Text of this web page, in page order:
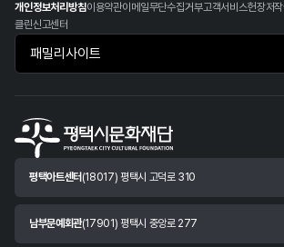
개인정보처리방침이용약관이메일무단수집거부고객서비스헌장저
클린신고센터
패밀리사이트 바로가기
평택아트센터 (18017) 평택시 고덕로 310
남부문예회관(17901) 평택시 중앙로 277